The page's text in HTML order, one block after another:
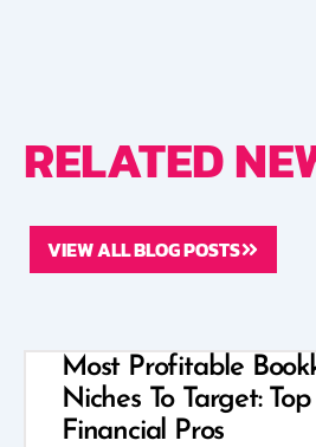
RELATED
VIEW ALL BLOG POSTS
Most Profitable
Niches To Target:
Financial Pros